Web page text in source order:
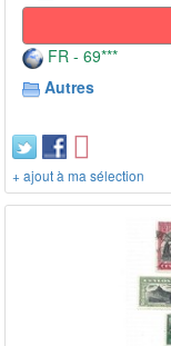
FR - 69***
Autres
+ ajout à ma sélection